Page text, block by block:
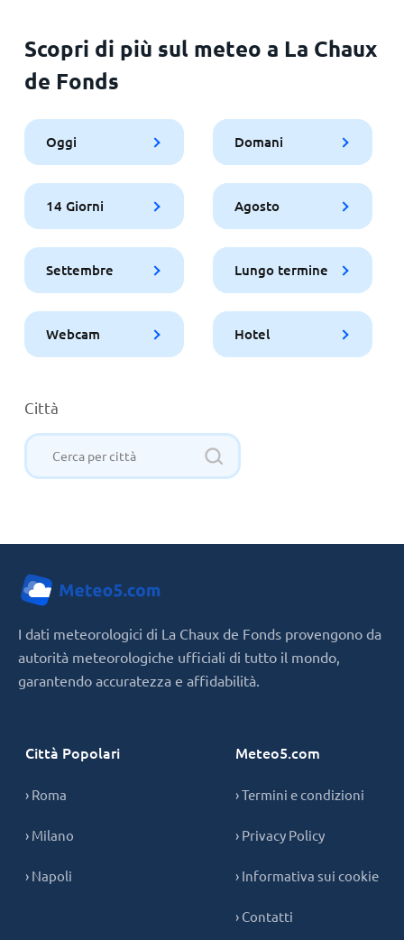
Scopri di più sul meteo a La Chaux
de Fonds
Oggi Domani
14 Giorni Agosto
Settembre Lungo termine
Webcam Hotel
Città
I dati meteorologici di La Chaux de Fonds provengono da
autorità meteorologiche ufficiali di tutto il mondo,
garantendo accuratezza e affidabilità.
Città Popolari
› Roma
› Milano
› Napoli
Meteo5.com
› Termini e condizioni
› Privacy Policy
› Informativa sui cookie
› Contatti